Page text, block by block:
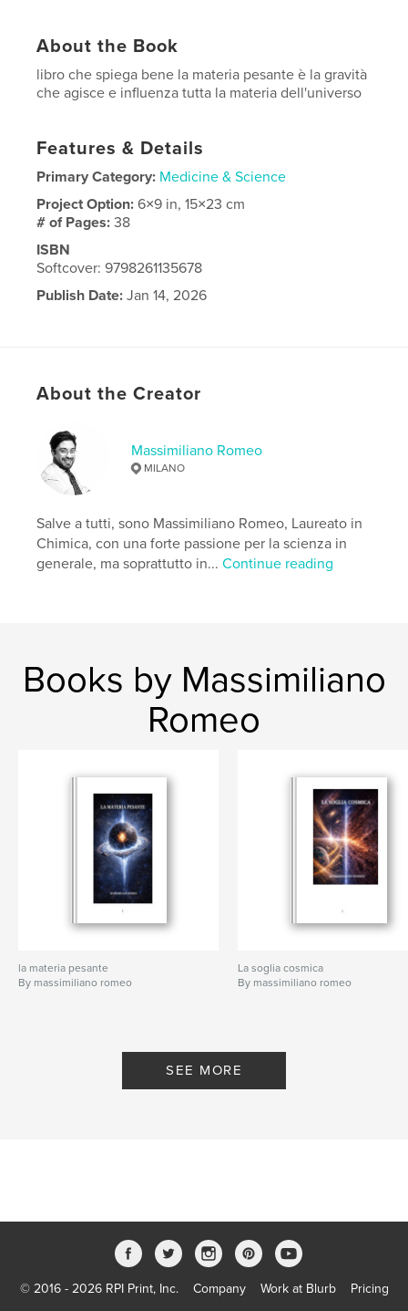
About the Book
libro che spiega bene la materia pesante è la gravità
che agisce e influenza tutta la materia dell'universo
Features & Details
Primary Category: Medicine & Science
Project Option:6×9 in, 15×23 cm
# of Pages:38
ISBN
Softcover: 9798261135678
Publish Date: Jan 14, 2026
About the Creator
Massimiliano Romeo
MILANO
Salve a tutti, sono Massimiliano Romeo, Laureato in
Chimica, con una forte passione per la scienza in
generale, ma soprattutto in...Continue reading
Books by Massimiliano
Romeo
la materia pesante
By massimiliano romeo
La soglia cosmica
By massimiliano romeo
SEE MORE
© 2016 - 2026 RPI Print, Inc. Company Work at Blurb
Pricing